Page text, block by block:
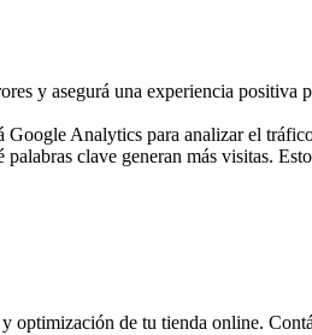
y asegurá una experiencia positiva
Analytics para analizar el
clave generan más visitas.
optimización de tu tienda online.